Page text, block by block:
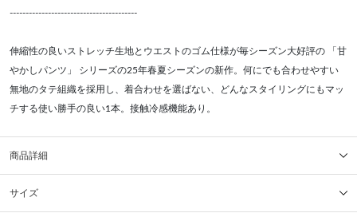
----------------------------------------
伸縮性の良いストレッチ生地とウエストのゴム仕様が毎シーズン大好評の 「甘
やかしパンツ」 シリーズの25年春夏シーズンの新作。何にでも合わせやすい
無地のタテ組織を採用し、着合わせを選ばない、どんなスタイリングにもマッ
チする使い勝手の良い1本。接触冷感機能あり。
商品詳細
サイズ